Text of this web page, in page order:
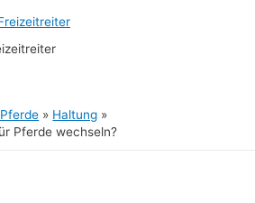
Haltung
Pferde wechseln?